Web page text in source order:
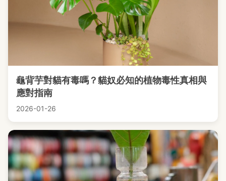
龜背芋對貓有毒嗎？貓奴必知的植物毒性真相與
應對指南
2026-01-26